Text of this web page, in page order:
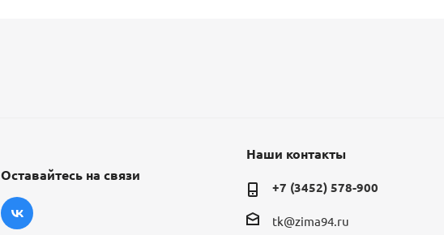
Оставайтесь на связи
Наши контакты
+7 (3452) 578-900
tk@zima94.ru